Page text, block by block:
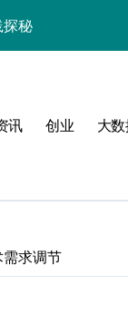
秘
新生态
讯 创业 大
求调节